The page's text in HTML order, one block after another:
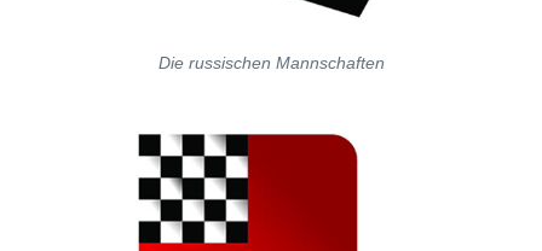
Die russischen Mannschaften